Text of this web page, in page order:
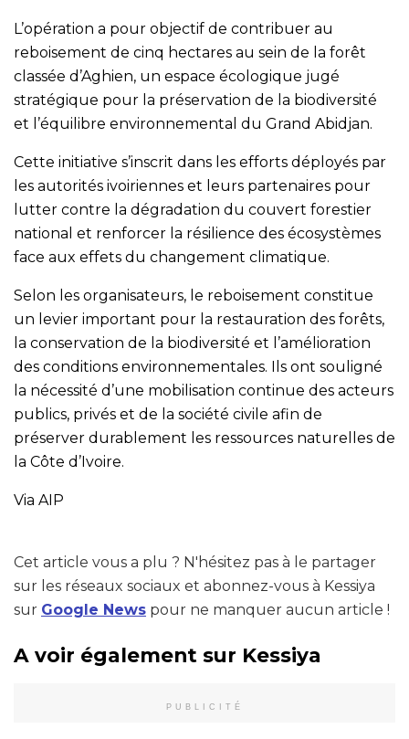
L’opération a pour objectif de contribuer au
reboisement de cinq hectares au sein de la forêt
classée d’Aghien, un espace écologique jugé
stratégique pour la préservation de la biodiversité
et l’équilibre environnemental du Grand Abidjan.
Cette initiative s’inscrit dans les efforts déployés par
les autorités ivoiriennes et leurs partenaires pour
lutter contre la dégradation du couvert forestier
national et renforcer la résilience des écosystèmes
face aux effets du changement climatique.
Selon les organisateurs, le reboisement constitue
un levier important pour la restauration des forêts,
la conservation de la biodiversité et l’amélioration
des conditions environnementales. Ils ont souligné
la nécessité d’une mobilisation continue des acteurs
publics, privés et de la société civile afin de
préserver durablement les ressources naturelles de
la Côte d’Ivoire.
Via AIP
Cet article vous a plu ? N'hésitez pas à le partager
sur les réseaux sociaux et abonnez-vous à Kessiya
sur Google News pour ne manquer aucun article !
A voir également sur Kessiya
PUBLICITÉ